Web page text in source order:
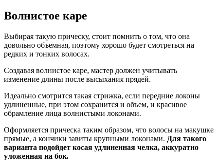
Волнистое каре
Выбирая такую прическу, стоит помнить о том, что она
довольно объемная, поэтому хорошо будет смотреться на
редких и тонких волосах.
Создавая волнистое каре, мастер должен учитывать
изменение длины после высыхания прядей.
Идеально смотрится такая стрижка, если передние локоны
удлиненные, при этом сохранится и объем, и красивое
обрамление лица волнистыми локонами.
Оформляется прическа таким образом, что волосы на макушке
прямые, а кончики завиты крупными локонами. Для такого
варианта подойдет косая удлиненная челка, аккуратно
уложенная на бок.